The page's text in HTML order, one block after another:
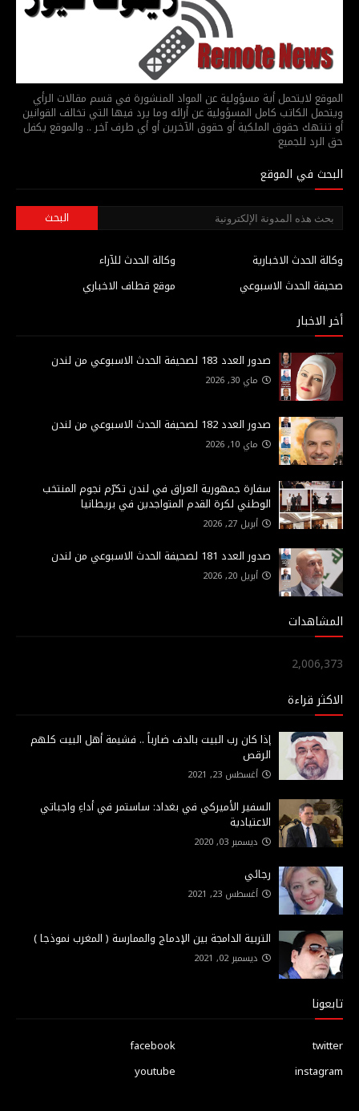
الموقع لايتحمل أية مسؤولية عن المواد المنشورة في قسم مقالات الرأي
ويتحمل الكاتب كامل المسؤولية عن أرائه وما يرد فيها التي تخالف القوانين
أو تنتهك حقوق الملكية أو حقوق الآخرين أو أي طرف آخر .. والموقع يكفل
حق الرد للجميع
البحث في الموقع
وكالة الحدث للآراء
وكالة الحدث الاخبارية
موقع قطاف الاخباري
صحيفة الحدث الاسبوعي
أخر الاخبار
صدور العدد 183 لصحيفة الحدث الاسبوعي من لندن
ماي 30, 2026
صدور العدد 182 لصحيفة الحدث الاسبوعي من لندن
ماي 10, 2026
سفارة جمهورية العراق في لندن تكرّم نجوم المنتخب
الوطني لكرة القدم المتواجدين في بريطانيا
أبريل 27, 2026
صدور العدد 181 لصحيفة الحدث الاسبوعي من لندن
أبريل 20, 2026
المشاهدات
2,006,373
الاكثر قراءة
إذا كان رب البيت بالدف ضارباً .. فشيمة أهل البيت كلهم
الرقص
أغسطس 23, 2021
السفير الأميركي في بغداد: ساستمر في أداءِ واجباتي
الاعتيادية
ديسمبر 03, 2020
رجائي
أغسطس 23, 2021
التربية الدامجة بين الإدماج والممارسة ( المغرب نموذجا )
ديسمبر 02, 2021
تابعونا
facebook
twitter
youtube
instagram